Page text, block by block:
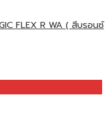
FLEX R WA ( สีบรอนซ์